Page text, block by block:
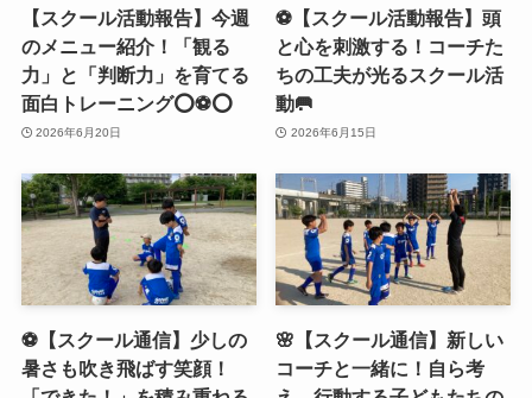
【スクール活動報告】今週
のメニュー紹介！「観る
力」と「判断力」を育てる
面白トレーニング⭕️⚽️⭕️
2026年6月20日
⚽️【スクール活動報告】頭
と心を刺激する！コーチた
ちの工夫が光るスクール活
動🥅
2026年6月15日
⚽️【スクール通信】少しの
暑さも吹き飛ばす笑顔！
🌸【スクール通信】新しい
コーチと一緒に！自ら考